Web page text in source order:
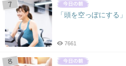
「頭を空っぽにする
7661